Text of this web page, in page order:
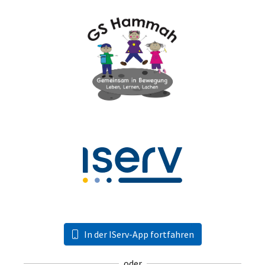
In der IServ-App fortfahren